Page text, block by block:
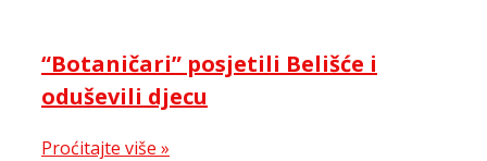
“Botaničari” posjetili Belišće i
oduševili djecu
Proćitajte više »